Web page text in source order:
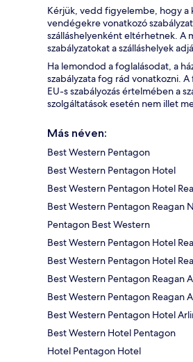
Kérjük, vedd figyelembe, hogy a
vendégekre vonatkozó
szálláshelyenként eltérhetnek. A
szabályzatokat a szálláshelyek
Ha lemondod a foglalásodat, a
szabályzata fog rád vonatkozni.
EU-s szabályozás értelmében a
szolgáltatások esetén nem illet
Más néven:
Best Western Pentagon
Best Western Pentagon Hotel
Best Western Pentagon Hotel
Best Western Pentagon Reagan
Pentagon Best Western
Best Western Pentagon Hotel
Best Western Pentagon Hotel
Best Western Pentagon Reagan
Best Western Pentagon Reagan
Best Western Pentagon Hotel
Best Western Hotel Pentagon
Hotel Pentagon Hotel